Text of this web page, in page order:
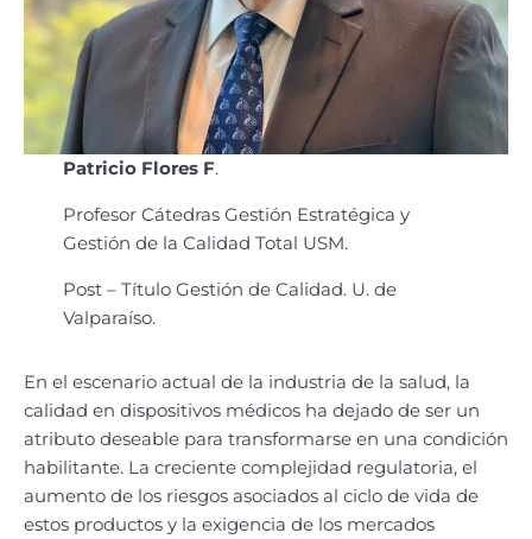
Patricio Flores F.
Profesor Cátedras Gestión Estratégica y
Gestión de la Calidad Total USM.
Post – Título Gestión de Calidad. U. de
Valparaíso.
En el escenario actual de la industria de la salud, la
calidad en dispositivos médicos ha dejado de ser un
atributo deseable para transformarse en una condición
habilitante. La creciente complejidad regulatoria, el
aumento de los riesgos asociados al ciclo de vida de
estos productos y la exigencia de los mercados